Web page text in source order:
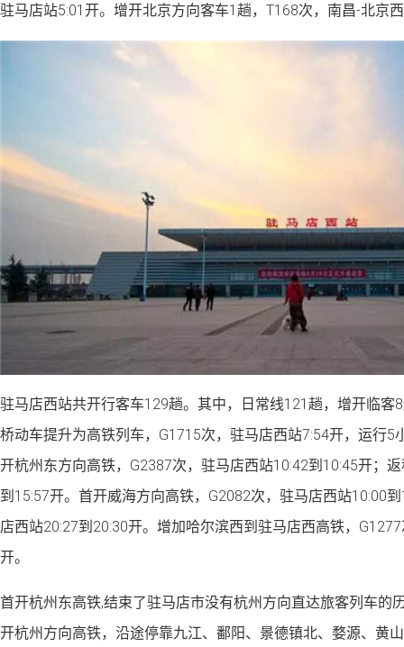
驻马店站5:01开。增开北京方向客车1趟，T168次，南昌-北京
驻马店西站共开行客车129趟。其中，日常线121趟，增开临客
桥动车提升为高铁列车，G1715次，驻马店西站7:54开，运行5
开杭州东方向高铁，G2387次，驻马店西站10:42到10:45开；
到15:57开。首开威海方向高铁，G2082次，驻马店西站10:00
店西站20:27到20:30开。增加哈尔滨西到驻马店西高铁，
开。
首开杭州东高铁,结束了驻马店市没有杭州方向直达旅客列车的
开杭州方向高铁，沿途停靠九江、鄱阳、景德镇北、婺源、黄